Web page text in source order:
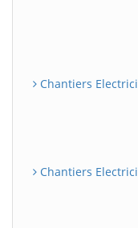
Chantiers
Chantiers